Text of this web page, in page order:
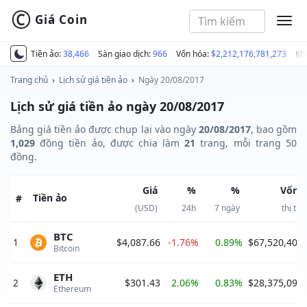
Tiền ảo:38,466 Sàn giao dịch:966 Vốn hóa:$2,212,176,781,273
© Giá Coin
Trang chủ › Lịch sử giá tiền ảo › Ngày 20/08/2017
Lịch sử giá tiền ảo ngày 20/08/2017
Bảng giá tiền ảo được chụp lại vào ngày 20/08/2017, bao gồm
1,029 đồng tiền ảo, được chia làm21 trang, mỗi trang 50
đồng.
# Tiền ảo
Giá
(USD)
%
24h
%
7 ngày
Vốn
thị
1 Bitcoin
BTC $4,087.66 -1.76% 0.89%
2 Ethereum
ETH $301.43 2.06% 0.83%